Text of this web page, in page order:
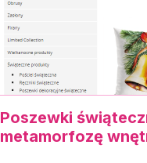
Poszewki
metamorfozę